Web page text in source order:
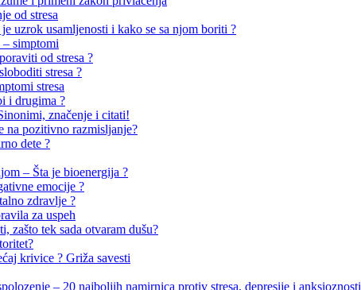
od stresa
uzrok usamljenosti i kako se sa njom boriti ?
– simptomi
od stresa ?
stresa ?
stresa
i drugima ?
značenje i citati!
na pozitivno razmisljanje?
dete ?
– Šta je bioenergija ?
emocije ?
zdravlje ?
za uspeh
zašto tek sada otvaram dušu?
krivice ? Griža savesti
– 20 najboljih namirnica protiv stresa, depresije i anksioznosti